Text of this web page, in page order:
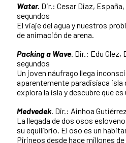
Water. Dir.: Cesar Diaz,
segundos
El viaje del agua y nuestros
de animación de arena.
Packing a Wave. Dir.: Edu Glez,
segundos
Un joven náufrago llega
aparentemente paradisíaca isla
explora la isla y descubre que
Medvedek. Dir.: Ainhoa
La llegada de dos osos
su equilibrio. El oso es un
Pirineos desde hace millones